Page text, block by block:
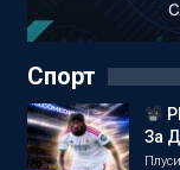
Спорт
За